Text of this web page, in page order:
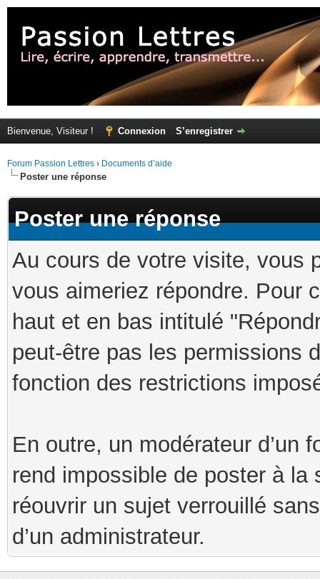
Bienvenue, Visiteur ! Connexion S’enregistrer
Forum Passion Lettres › Documents d’aide
Poster une réponse
Poster une réponse
Au cours de votre visite, vous
vous aimeriez répondre. Pour
haut et en bas intitulé
peut-être pas les permissions
fonction des restrictions
En outre, un modérateur d’un
rend impossible de poster à
réouvrir un sujet verrouillé
d’un administrateur.